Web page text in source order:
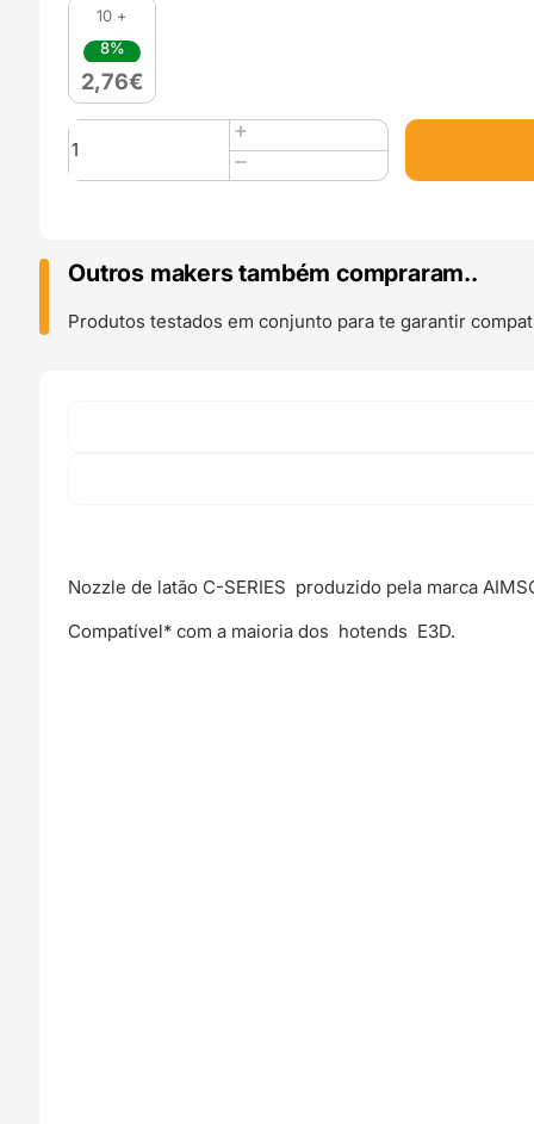
10 +
8%
2,76€
Quantidade
de
1mm
Latão
Nozzle
V6
Outros makers também compraram..
Produtos testados em conjunto para te garantir
Nozzle de latão C-SERIES produzido pela marca
Compatível* com a maioria dos hotends E3D.